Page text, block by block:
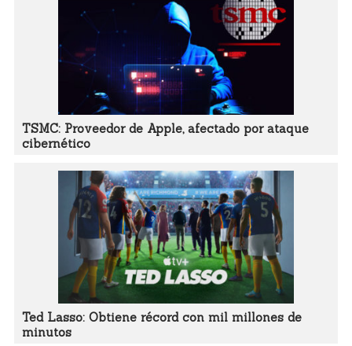
TSMC: Proveedor de Apple, afectado por ataque
cibernético
Ted Lasso: Obtiene récord con mil millones de
minutos